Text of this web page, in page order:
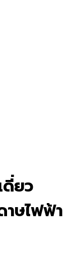
ดี่ยว
าษไฟฟ้า